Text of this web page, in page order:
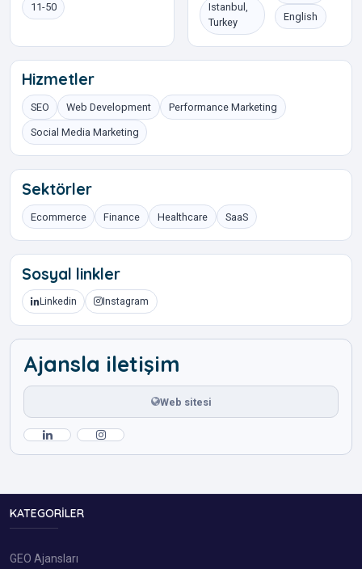
11-50
Istanbul,
Turkey
English
Hizmetler
SEO Web Development Performance Marketing
Social Media Marketing
Sektörler
Ecommerce Finance Healthcare SaaS
Sosyal linkler
Linkedin Instagram
Ajansla iletişim
Web sitesi
KATEGORILER
GEO Ajansları